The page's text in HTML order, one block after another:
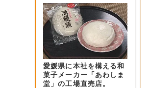
愛媛県に本社を構える和
菓子メーカー「あわしま
堂」の工場直売店。